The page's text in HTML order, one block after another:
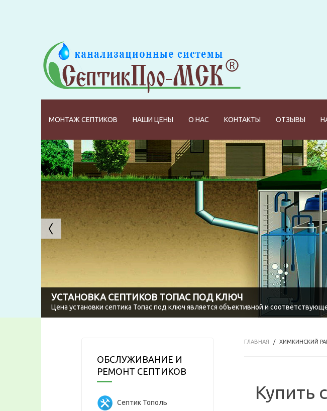
МОНТАЖ СЕПТИКОВ НАШИ ЦЕНЫ О НАС КОНТАКТЫ ОТЗЫВЫ
УСТАНОВКА СЕПТИКОВ ТОПАС ПОД КЛЮЧ
Цена установки септика Топас под ключ является объективной и
ГЛАВНАЯ ХИМКИНСКИЙ
Купить
ОБСЛУЖИВАНИЕ И
РЕМОНТ СЕПТИКОВ
Септик Тополь